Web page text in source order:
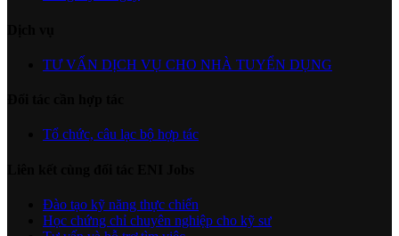
TƯ VẤN DỊCH VỤ CHO NHÀ TUYỂN DỤNG
Tổ chức, câu lạc bộ hợp tác
Đào tạo kỹ năng thực chiến
Học chứng chỉ chuyên nghiệp cho kỹ sư